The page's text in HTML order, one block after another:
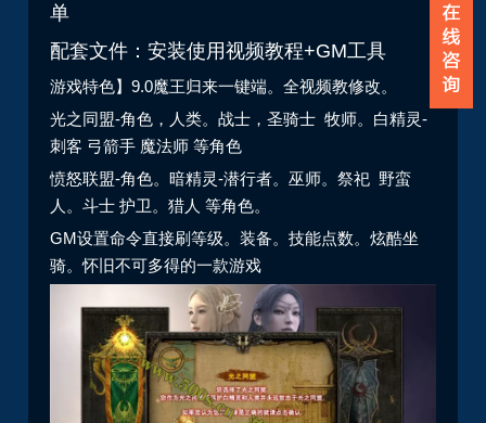
单
配套文件：安装使用视频教程+GM工具
游戏特色】9.0魔王归来一键端。全视频教修改。
光之同盟-角色，人类。战士，圣骑士 牧师。白精灵-
刺客 弓箭手 魔法师 等角色
愤怒联盟-角色。暗精灵-潜行者。巫师。祭祀 野蛮
人。斗士 护卫。猎人 等角色。
GM设置命令直接刷等级。装备。技能点数。炫酷坐
骑。怀旧不可多得的一款游戏